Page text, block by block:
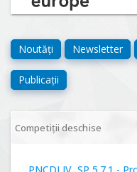
Noutăți Newsletter
Publicații
Competiții deschise